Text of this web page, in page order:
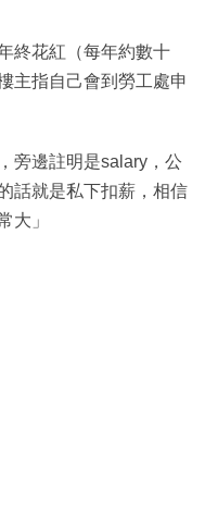
終花紅（每年約數十
主指自己會到勞工處申
旁邊註明是salary，公
話就是私下扣薪，相信
大」